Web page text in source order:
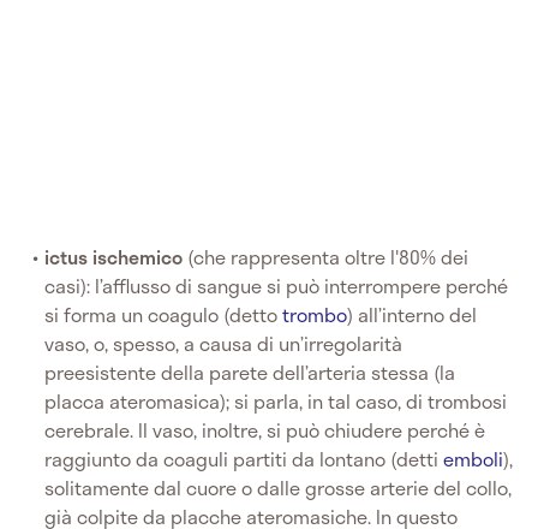
ictus ischemico (che rappresenta oltre l'80% dei
casi): l’afflusso di sangue si può interrompere perché
si forma un coagulo (dettotrombo) all’interno del
vaso, o, spesso, a causa di un’irregolarità
preesistente della parete dell’arteria stessa (la
placca ateromasica); si parla, in tal caso, di trombosi
cerebrale. Il vaso, inoltre, si può chiudere perché è
raggiunto da coaguli partiti da lontano (dettiemboli),
solitamente dal cuore o dalle grosse arterie del collo,
già colpite da placche ateromasiche. In questo